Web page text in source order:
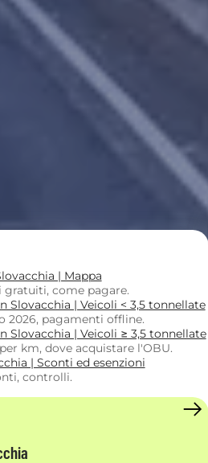
| Mappa
gratuiti, come pagare.
Slovacchia | Veicoli < 3,5 tonnellate
2026, pagamenti offline.
Slovacchia | Veicoli ≥ 3,5 tonnellate
km, dove acquistare l'OBU.
| Sconti ed esenzioni
controlli.